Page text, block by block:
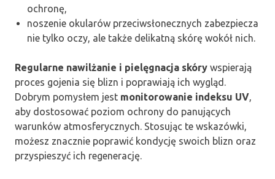
ochronę,
noszenie okularów przeciwsłonecznych zabezpiecza
nie tylko oczy, ale także delikatną skórę wokół nich.
Regularne nawilżanie i pielęgnacja skóry wspierają
proces gojenia się blizn i poprawiają ich wygląd.
Dobrym pomysłem jest monitorowanie indeksu UV,
aby dostosować poziom ochrony do panujących
warunków atmosferycznych. Stosując te wskazówki,
możesz znacznie poprawić kondycję swoich blizn oraz
przyspieszyć ich regenerację.